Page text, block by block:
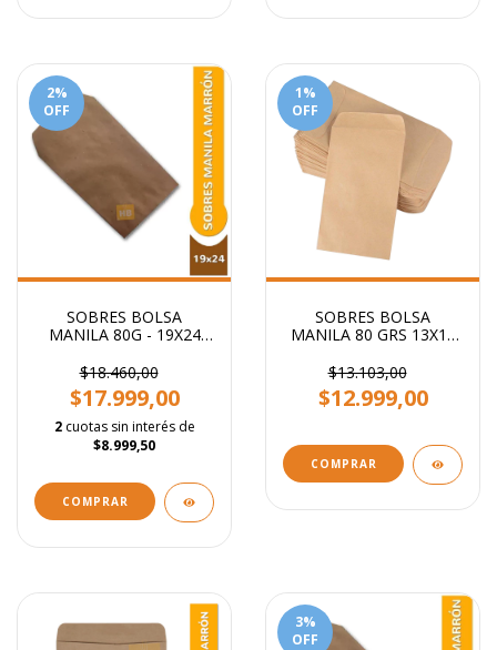
2%
OFF
SOBRES BOLSA
MANILA 80G - 19X24
$18.460,00
$17.999,00
2 cuotas sin interés de
$8.999,50
COMPRAR
1%
OFF
SOBRES BOLSA
MANILA 80 GRS 13X19
$13.103,00
$12.999,00
COMPRAR
3%
OFF